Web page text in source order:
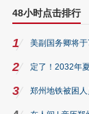
48小时点击排行
1 美副国务卿将
2 定了！2032年
3 郑州地铁被困